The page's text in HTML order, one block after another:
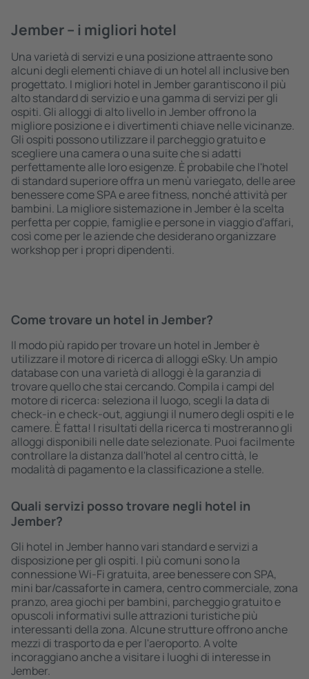
Jember – i migliori hotel
Una varietà di servizi e una posizione attraente sono
alcuni degli elementi chiave di un hotel all inclusive ben
progettato. I migliori hotel in Jember garantiscono il più
alto standard di servizio e una gamma di servizi per gli
ospiti. Gli alloggi di alto livello in Jember offrono la
migliore posizione e i divertimenti chiave nelle vicinanze.
Gli ospiti possono utilizzare il parcheggio gratuito e
scegliere una camera o una suite che si adatti
perfettamente alle loro esigenze. È probabile che l'hotel
di standard superiore offra un menù variegato, delle aree
benessere come SPA e aree fitness, nonché attività per
bambini. La migliore sistemazione in Jember è la scelta
perfetta per coppie, famiglie e persone in viaggio d'affari,
così come per le aziende che desiderano organizzare
workshop per i propri dipendenti.
Come trovare un hotel in Jember?
Il modo più rapido per trovare un hotel in Jember è
utilizzare il motore di ricerca di alloggi eSky. Un ampio
database con una varietà di alloggi è la garanzia di
trovare quello che stai cercando. Compila i campi del
motore di ricerca: seleziona il luogo, scegli la data di
check-in e check-out, aggiungi il numero degli ospiti e le
camere. È fatta! I risultati della ricerca ti mostreranno gli
alloggi disponibili nelle date selezionate. Puoi facilmente
controllare la distanza dall'hotel al centro città, le
modalità di pagamento e la classificazione a stelle.
Quali servizi posso trovare negli hotel in
Jember?
Gli hotel in Jember hanno vari standard e servizi a
disposizione per gli ospiti. I più comuni sono la
connessione Wi-Fi gratuita, aree benessere con SPA,
mini bar/cassaforte in camera, centro commerciale, zona
pranzo, area giochi per bambini, parcheggio gratuito e
opuscoli informativi sulle attrazioni turistiche più
interessanti della zona. Alcune strutture offrono anche
mezzi di trasporto da e per l'aeroporto. A volte
incoraggiano anche a visitare i luoghi di interesse in
Jember.